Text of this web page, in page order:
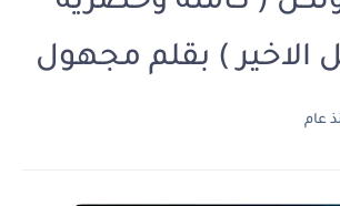
الاخير ) بقلم مجهول
عام